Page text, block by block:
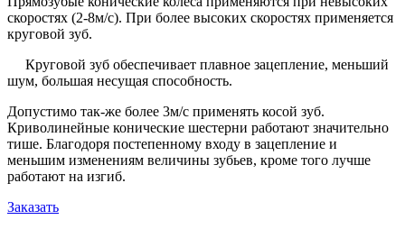
скоростях (2-8м/c). При более высоких скоростях применяется
круговой зуб.
Круговой зуб обеспечивает плавное зацепление, меньший
шум, большая несущая способность.
Допустимо так-же более 3м/с применять косой зуб.
Криволинейные конические шестерни работают значительно
тише. Благодоря постепенному входу в зацепление и
меньшим изменениям величины зубьев, кроме того лучше
работают на изгиб.
Заказать